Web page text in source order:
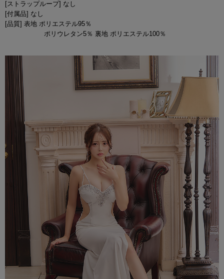
[ストラップループ] なし
[付属品] なし
[品質] 表地 ポリエステル95％
ポリウレタン5％ 裏地 ポリエステル100％